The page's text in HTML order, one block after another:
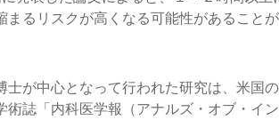
るリスクが高くなる可能性があることが
士が中心となって行われた研究は、米国
術誌「内科医学報（アナルズ・オブ・イ